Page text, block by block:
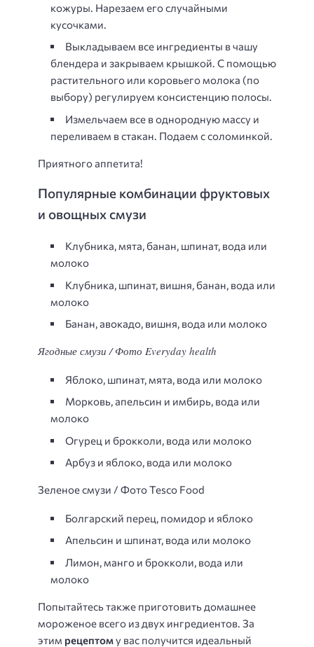
кожуры. Нарезаем его случайными
кусочками.
Выкладываем все ингредиенты в чашу
блендера и закрываем крышкой. С помощью
растительного или коровьего молока (по
выбору) регулируем консистенцию полосы.
Измельчаем все в однородную массу и
переливаем в стакан. Подаем с соломинкой.
Приятного аппетита!
Популярные комбинации фруктовых
и овощных смузи
Клубника, мята, банан, шпинат, вода или
молоко
Клубника, шпинат, вишня, банан, вода или
молоко
Банан, авокадо, вишня, вода или молоко
Ягодные смузи / Фото Everyday health
Яблоко, шпинат, мята, вода или молоко
Морковь, апельсин и имбирь, вода или
молоко
Огурец и брокколи, вода или молоко
Арбуз и яблоко, вода или молоко
Зеленое смузи / Фото Tesco Food
Болгарский перец, помидор и яблоко
Апельсин и шпинат, вода или молоко
Лимон, манго и брокколи, вода или
молоко
Попытайтесь также приготовить домашнее
мороженое всего из двух ингредиентов. За
этим рецептому вас получится идеальный